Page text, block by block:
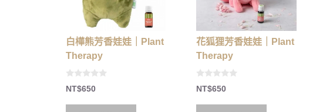
白樺熊芳香娃娃｜Plant
Therapy
0
o
t
NT$650
花狐狸芳香娃娃｜Plant
Therapy
0
o
t
NT$650